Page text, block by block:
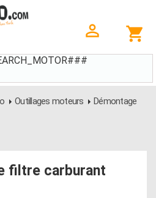
Outillages moteurs
Démontage
filtre carburant